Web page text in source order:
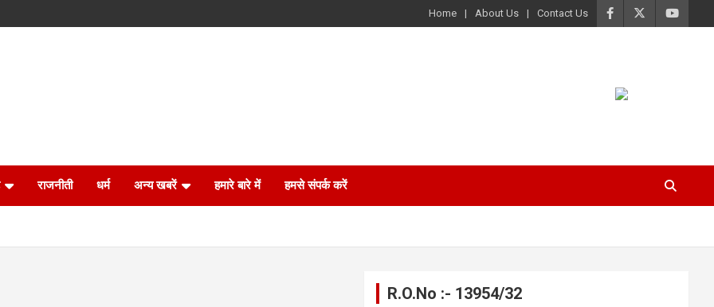
Home About Us Contact Us
राजनीती धर्म अन्य खबरें हमारे बारे में हमसे संपर्क करें
R.O.No :- 13954/32